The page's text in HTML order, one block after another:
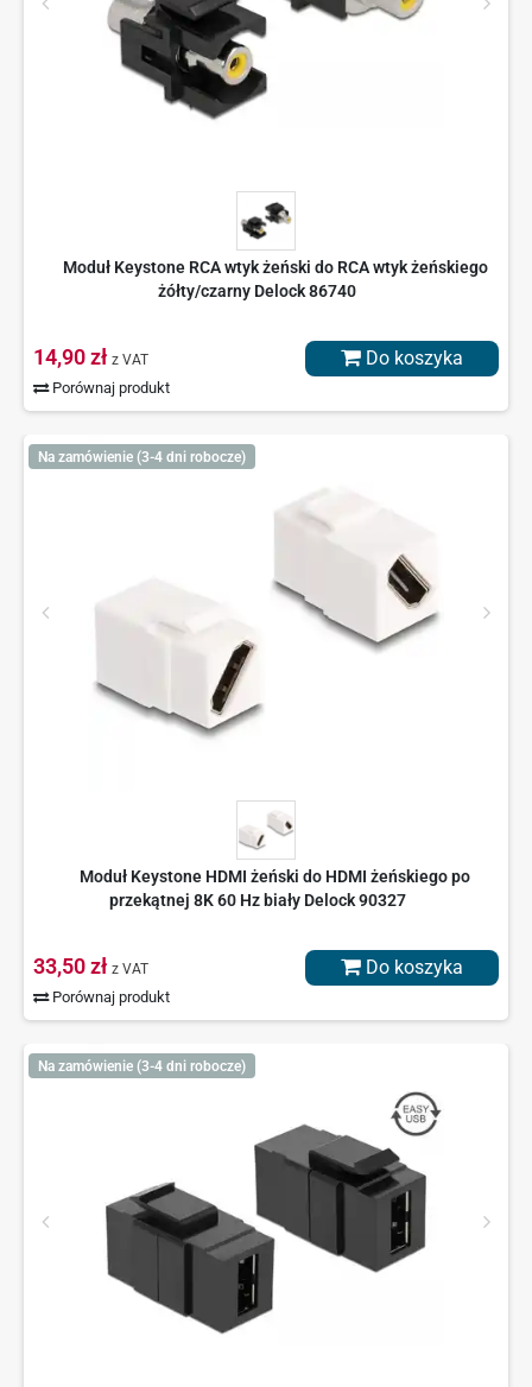
Moduł Keystone RCA wtyk żeński do RCA wtyk żeńskiego
żółty/czarny Delock 86740
14,90 zł z VAT
Porównaj produkt
Do koszyka
Na zamówienie (3-4 dni robocze)
Moduł Keystone HDMI żeński do HDMI żeńskiego po
przekątnej 8K 60 Hz biały Delock 90327
33,50 zł z VAT
Porównaj produkt
Do koszyka
Na zamówienie (3-4 dni robocze)